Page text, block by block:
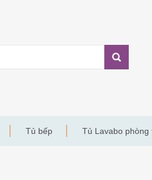
Tủ bếp Tủ Lavabo phòng